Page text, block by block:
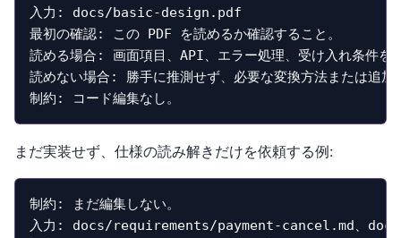
入力: docs/basic-design.pdf
最初の確認: この PDF を読めるか確認すること。
読める場合: 画面項目、API、エラー処理、受け入れ条件を
読めない場合: 勝手に推測せず、必要な変換方法または追加
制約: コード編集なし。
まだ実装せず、仕様の読み解きだけを依頼する例:
制約: まだ編集しない。
入力: docs/requirements/payment-cancel.md、